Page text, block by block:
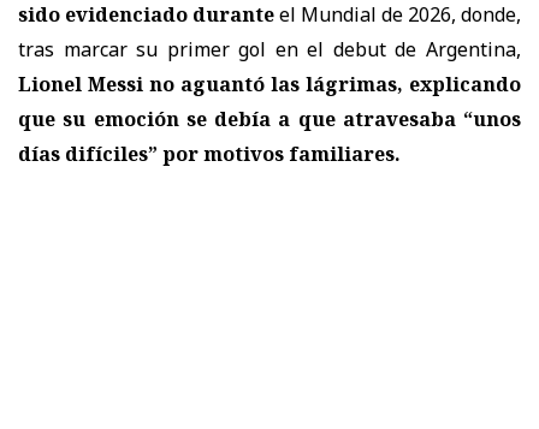
sido evidenciado duranteel Mundial de 2026, donde,
tras marcar su primer gol en el debut de Argentina,
Lionel Messi no aguantó las lágrimas, explicando
que su emoción se debía a que atravesaba “unos
días difíciles” por motivos familiares.